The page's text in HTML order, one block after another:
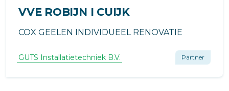
VVE ROBIJN I CUIJK
COX GEELEN INDIVIDUEEL RENOVATIE
GUTS Installatietechniek B.V. Partner